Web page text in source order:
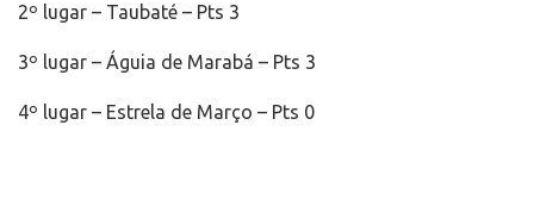
2º lugar – Taubaté – Pts 3
3º lugar – Águia de Marabá – Pts 3
4º lugar – Estrela de Março – Pts 0